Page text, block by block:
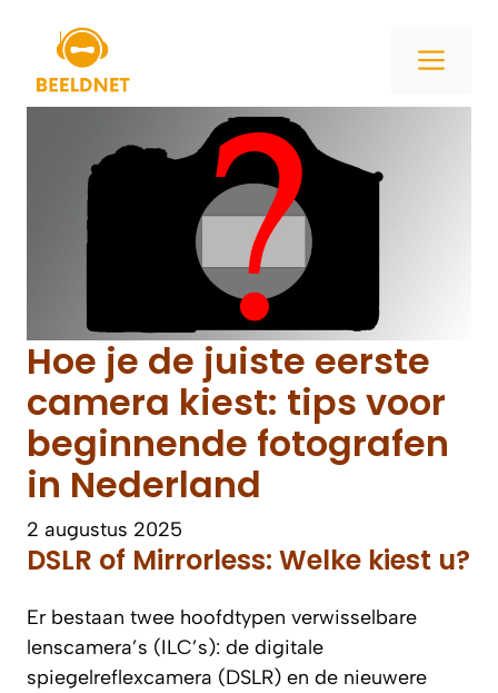
inhoud
Hoe je de juiste eerste
camera kiest: tips voor
beginnende fotografen
in Nederland
2 augustus 2025
DSLR of Mirrorless: Welke kiest u?
Er bestaan twee hoofdtypen verwisselbare
lenscamera’s (ILC’s): de digitale
spiegelreflexcamera (DSLR) en de nieuwere